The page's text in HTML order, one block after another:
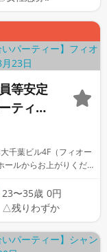
等安定
ティー
千葉ビル4F（フィオー
ールからお上がりくだ
23〜35歳 0円
△残りわずか